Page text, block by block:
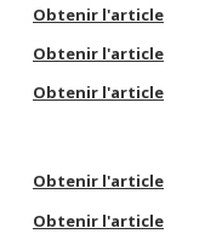
Obtenir l'article
Obtenir l'article
Obtenir l'article
Obtenir l'article
Obtenir l'article